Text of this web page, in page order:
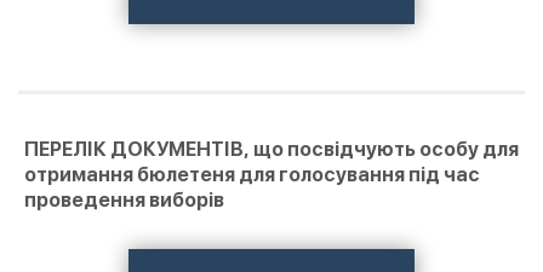
ПЕРЕЛІК ДОКУМЕНТІВ, що посвідчують особу для
отримання бюлетеня для голосування під час
проведення виборів